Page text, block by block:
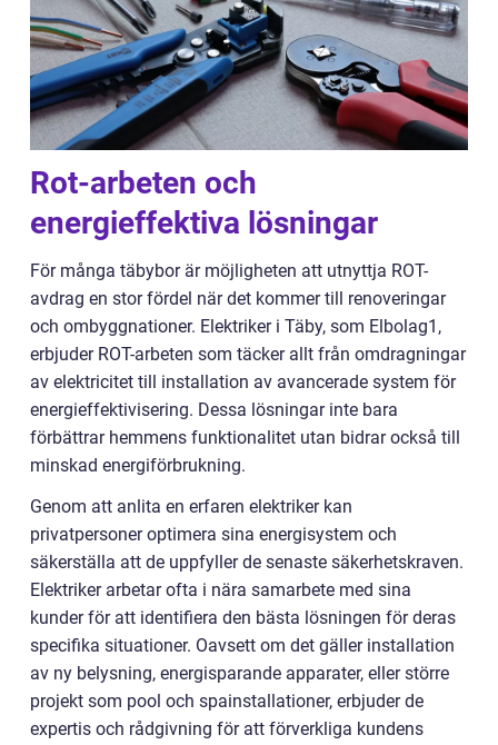
Rot-arbeten och
energieffektiva lösningar
För många täbybor är möjligheten att utnyttja ROT-
avdrag en stor fördel när det kommer till renoveringar
och ombyggnationer. Elektriker i Täby, som Elbolag1,
erbjuder ROT-arbeten som täcker allt från omdragningar
av elektricitet till installation av avancerade system för
energieffektivisering. Dessa lösningar inte bara
förbättrar hemmens funktionalitet utan bidrar också till
minskad energiförbrukning.
Genom att anlita en erfaren elektriker kan
privatpersoner optimera sina energisystem och
säkerställa att de uppfyller de senaste säkerhetskraven.
Elektriker arbetar ofta i nära samarbete med sina
kunder för att identifiera den bästa lösningen för deras
specifika situationer. Oavsett om det gäller installation
av ny belysning, energisparande apparater, eller större
projekt som pool och spainstallationer, erbjuder de
expertis och rådgivning för att förverkliga kundens